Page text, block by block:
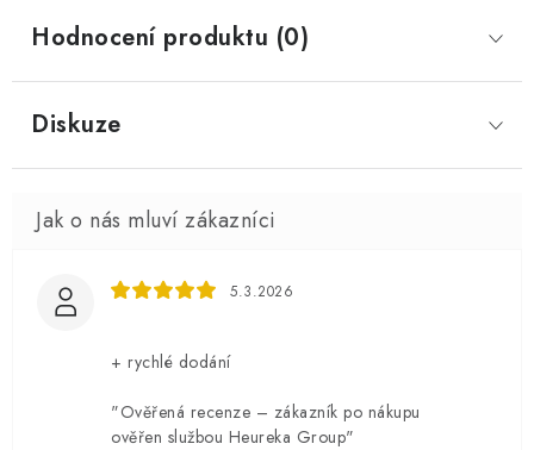
Hodnocení produktu (0)
Diskuze
5.3.2026
+ rychlé dodání
"Ověřená recenze – zákazník po nákupu
ověřen službou Heureka Group"